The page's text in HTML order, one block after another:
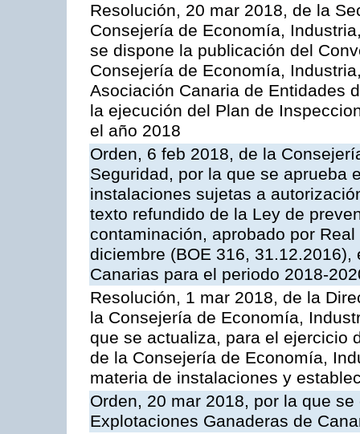
Resolución, 20 mar 2018, de la
Consejería de Economía,
se dispone la publicación del
Consejería de Economía,
Asociación Canaria de Entidades
la ejecución del Plan de
el año 2018
Orden, 6 feb 2018, de la
Seguridad, por la que se aprueba
instalaciones sujetas a
texto refundido de la Ley de
contaminación, aprobado por
diciembre (BOE 316,
Canarias para el periodo 2018-
Resolución, 1 mar 2018, de la
la Consejería de Economía,
que se actualiza, para el ejercicio
de la Consejería de Economía,
materia de instalaciones y
Orden, 20 mar 2018, por la que
Explotaciones Ganaderas de